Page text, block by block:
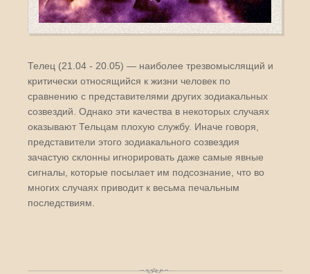
Телец (21.04 - 20.05) — наиболее трезвомыслящий и
критически относящийся к жизни человек по
сравнению с представителями других зодиакальных
созвездий. Однако эти качества в некоторых случаях
оказывают Тельцам плохую службу. Иначе говоря,
представители этого зодиакального созвездия
зачастую склонны игнорировать даже самые явные
сигналы, которые посылает им подсознание, что во
многих случаях приводит к весьма печальным
последствиям.